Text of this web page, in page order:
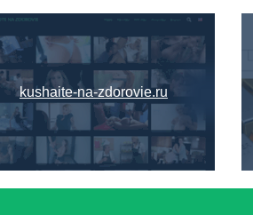
kushaite-na-zdorovie.ru